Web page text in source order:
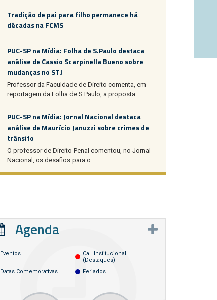
Tradição de pai para filho permanece há
décadas na FCMS
PUC-SP na Mídia: Folha de S.Paulo destaca
análise de Cassio Scarpinella Bueno sobre
mudanças no STJ
Professor da Faculdade de Direito comenta, em
reportagem da Folha de S.Paulo, a proposta...
PUC-SP na Mídia: Jornal Nacional destaca
análise de Maurício Januzzi sobre crimes de
trânsito
O professor de Direito Penal comentou, no Jornal
Nacional, os desafios para o...
Agenda
Eventos
Cal. Institucional
(destaques)
Datas Comemorativas
Feriados